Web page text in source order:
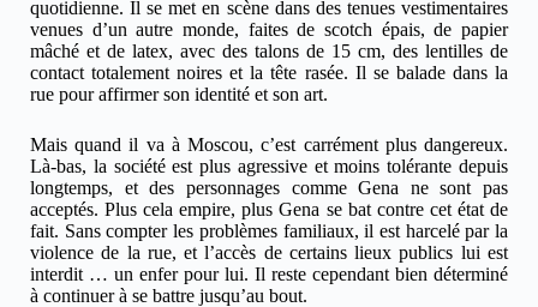
quotidienne. Il se met en scène dans des tenues vestimentaires
venues d’un autre monde, faites de scotch épais, de papier
mâché et de latex, avec des talons de 15 cm, des lentilles de
contact totalement noires et la tête rasée. Il se balade dans la
rue pour affirmer son identité et son art.
Mais quand il va à Moscou, c’est carrément plus dangereux.
Là-bas, la société est plus agressive et moins tolérante depuis
longtemps, et des personnages comme Gena ne sont pas
acceptés. Plus cela empire, plus Gena se bat contre cet état de
fait. Sans compter les problèmes familiaux, il est harcelé par la
violence de la rue, et l’accès de certains lieux publics lui est
interdit … un enfer pour lui. Il reste cependant bien déterminé
à continuer à se battre jusqu’au bout.